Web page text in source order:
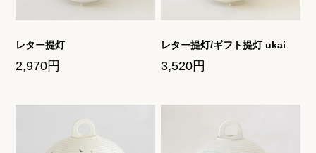
お問い合わせ
レター提灯
2,970円
レター提灯/ギフト提灯 ukai
3,520円